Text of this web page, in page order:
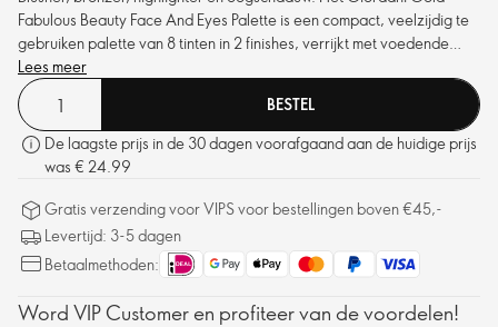
Fabulous Beauty Face And Eyes Palette is een compact, veelzijdig te
gebruiken palette van 8 tinten in 2 finishes, verrijkt met voedende
ingrediënten.
Lees meer
BESTEL
De laagste prijs in de 30 dagen voorafgaand aan de huidige prijs
was € 24.99
Gratis verzending voor VIPS voor bestellingen boven €45,-
Levertijd: 3-5 dagen
Betaalmethoden:
Word VIP Customer en profiteer van de voordelen!